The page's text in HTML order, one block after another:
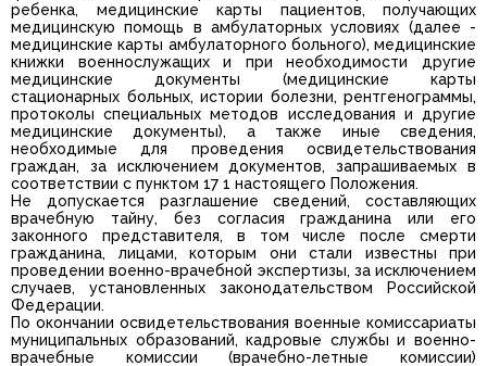
ребенка, медицинские карты пациентов, получающих
медицинскую помощь в амбулаторных условиях (далее -
медицинские карты амбулаторного больного), медицинские
книжки военнослужащих и при необходимости другие
медицинские документы (медицинские карты
стационарных больных, истории болезни, рентгенограммы,
протоколы специальных методов исследования и другие
медицинские документы), а также иные сведения,
необходимые для проведения освидетельствования
граждан, за исключением документов, запрашиваемых в
соответствии с пунктом 17 1 настоящего Положения.
Не допускается разглашение сведений, составляющих
врачебную тайну, без согласия гражданина или его
законного представителя, в том числе после смерти
гражданина, лицами, которым они стали известны при
проведении военно-врачебной экспертизы, за исключением
случаев, установленных законодательством Российской
Федерации.
По окончании освидетельствования военные комиссариаты
муниципальных образований, кадровые службы и военно-
врачебные комиссии (врачебно-летные комиссии)